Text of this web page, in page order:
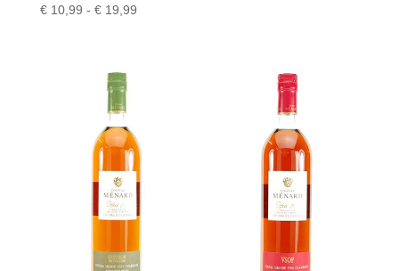
€10,99 - €19,99Prijsklasse: